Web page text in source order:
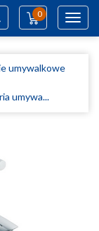
0
umywalkowe
umywa...